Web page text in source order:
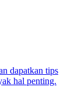
dapatkan tips
hal penting.